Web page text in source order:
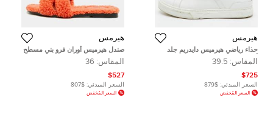
هيرمس
حذاء رياضي هيرميس دايدريم جلد
أبيض رقبة عالية مقاس 39.5
المقاس: 39.5
$725
السعر المبدئي: $879
السعر المُخفض
هيرمس
صندل هيرميس أوران فرو بني مسطح
مقاس 38
المقاس: 36
$527
السعر المبدئي: $807
السعر المُخفض